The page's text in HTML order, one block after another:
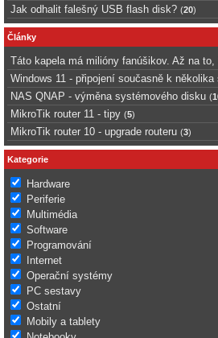
Jak odhalit falešný USB flash disk? (20)
Články
Táto kapela má milióny fanúšikov. Až na to,
Windows 11 - připojení současně k
NAS QNAP - výměna systémového disku (
MikroTik router 11 - tipy (5)
MikroTik router 10 - upgrade routeru (3)
Kategorie
Hardware
Periferie
Multimédia
Software
Programování
Internet
Operační systémy
PC sestavy
Ostatní
Mobily a tablety